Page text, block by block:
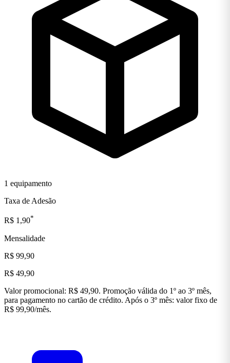
1 equipamento
Taxa de Adesão
R$ 1,90*
Mensalidade
R$ 99,90
R$ 49,90
Valor promocional: R$ 49,90. Promoção válida do 1º ao 3º mês,
para pagamento no cartão de crédito. Após o 3º mês: valor fixo de
R$ 99,90/mês.